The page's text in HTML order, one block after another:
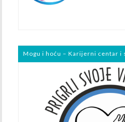
Mogu i hoću – Karijerni centar i